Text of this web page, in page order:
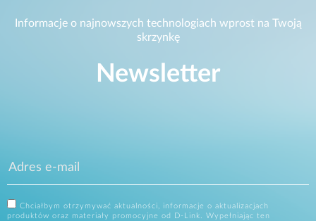
Informacje o najnowszych technologiach wprost na Twoją
skrzynkę
Newsletter
Chciałbym otrzymywać aktualności, informacje o aktualizacjach
produktów oraz materiały promocyjne od D-Link. Wypełniając ten